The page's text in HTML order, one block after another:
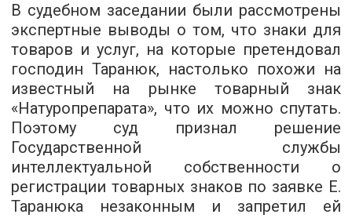
В судебном заседании были рассмотрены
экспертные выводы о том, что знаки для
товаров и услуг, на которые претендовал
господин Таранюк, настолько похожи на
известный на рынке товарный знак
«Натуропрепарата», что их можно спутать.
Поэтому суд признал решение
Государственной службы
интеллектуальной собственности о
регистрации товарных знаков по заявке Е.
Таранюка незаконным и запретил ей